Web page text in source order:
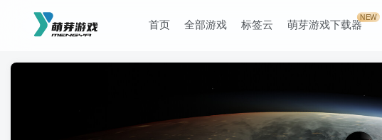
首页 全部游戏 标签云 萌芽游戏下载器NEW